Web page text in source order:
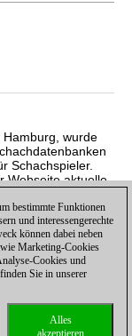
Hamburg, wurde
Schachspieler.
Webseite aktuelle
als wichtigste
|Lizenzen
bestimmte Funktionen
und interessengerechte
können dabei neben
Marketing-Cookies
Cookies und
Sie in unserer
Alles
akzeptieren